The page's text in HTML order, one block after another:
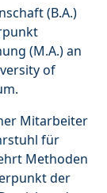
(B.A.)
(M.A.) an
of
Mitarbeiter
für
Methoden
der